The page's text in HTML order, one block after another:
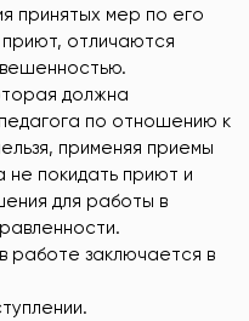
принятых мер по его
отличаются
должна
по отношению к
применяя приемы
не покидать приют и
для работы в
работе заключается в